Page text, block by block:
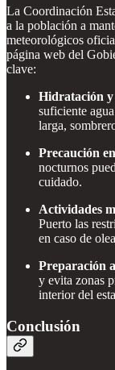
La Coordinación
a la población a
meteorológicos
página web del
clave:
Hidratación
suficiente
larga,
Precaución
nocturnos
cuidado.
Actividades
Puerto las
en caso de
Preparación
y evita zonas
interior del
Conclusión